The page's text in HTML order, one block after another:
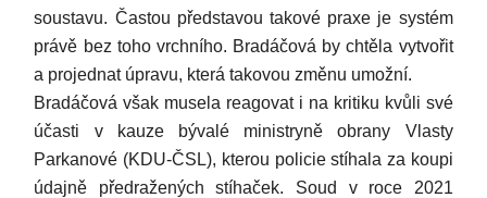
soustavu. Častou představou takové praxe je systém
právě bez toho vrchního. Bradáčová by chtěla vytvořit
a projednat úpravu, která takovou změnu umožní.
Bradáčová však musela reagovat i na kritiku kvůli své
účasti v kauze bývalé ministryně obrany Vlasty
Parkanové (KDU-ČSL), kterou policie stíhala za koupi
údajně předražených stíhaček. Soud v roce 2021